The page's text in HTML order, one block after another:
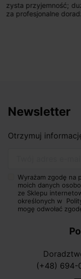
Jestem bardzo
początku
sprzedającego.
odpowiednio
nasze
osiągnąć w
Newsletter
Otrzymuj
Wyrażam zgodę na
moich danych
ze Sklepu
określonych w
mogę odwołać
(+48) 694-